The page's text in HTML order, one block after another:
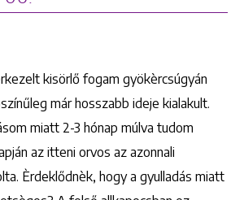
kisörlő fogam gyökèrcsúgyán
már hosszabb ideje kialakult.
miatt 2-3 hónap múlva tudom
az itteni orvos az azonnali
Èrdeklődnèk, hogy a gyulladás miatt